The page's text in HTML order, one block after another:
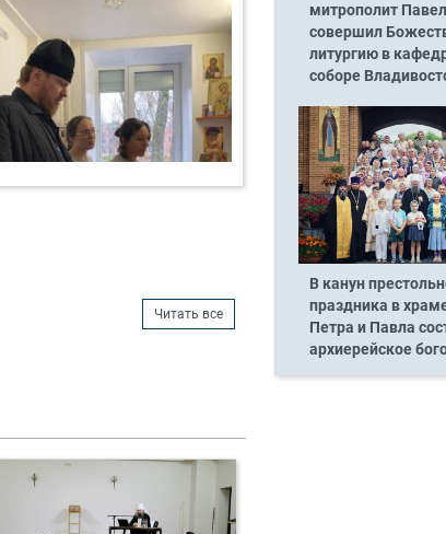
Читать все
митрополит Павел
совершил
литургию в
соборе
В канун
праздника в
Петра и Павла
архиерейское